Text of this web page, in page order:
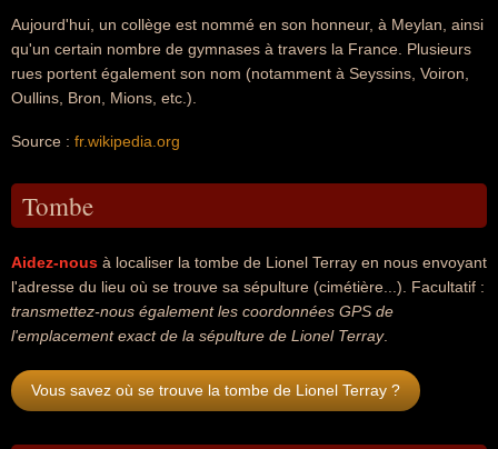
Aujourd'hui, un collège est nommé en son honneur, à Meylan, ainsi
qu'un certain nombre de gymnases à travers la France. Plusieurs
rues portent également son nom (notamment à Seyssins, Voiron,
Oullins, Bron, Mions, etc.).
Source : fr.wikipedia.org
Tombe
Aidez-nous à localiser la tombe de Lionel Terray en nous envoyant
l'adresse du lieu où se trouve sa sépulture (cimétière...). Facultatif :
transmettez-nous également les coordonnées GPS de
l'emplacement exact de la sépulture de Lionel Terray.
Vous savez où se trouve la tombe de Lionel Terray ?